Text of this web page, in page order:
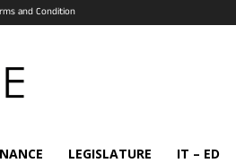
and Condition
LEGISLATURE IT – ED